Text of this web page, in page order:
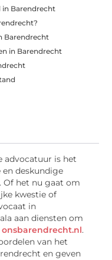
in Barendrecht
Barendrecht
in Barendrecht
advocatuur is het
deskundige
Of het nu gaat om
kwestie of
in
aan diensten om
onsbarendrecht.nl.
van het
en geven